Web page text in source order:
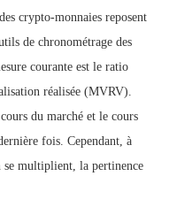
crypto-monnaies reposent
de chronométrage des
courante est le ratio
réalisée (MVRV).
du marché et le cours
fois. Cependant, à
se multiplient, la pertinence